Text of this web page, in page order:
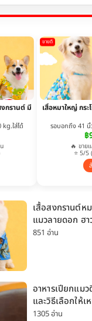
กรานต์ มี
ใส่ได้
ขายดี
เสื้อหมาใหญ่ กร
รอบอกถึง 41 นิ้
฿
🔥 ขาย
⭐ 5/5
เสื้อสงกรานต์ห
แมวลายดอก ฮา
หมาเล็กและหมา
851 อ่าน
อาหารเปียกแม
และวิธีเลือกให้
1305 อ่าน